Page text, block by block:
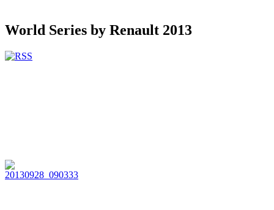
World Series by Renault 2013